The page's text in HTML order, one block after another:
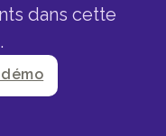
dans cette